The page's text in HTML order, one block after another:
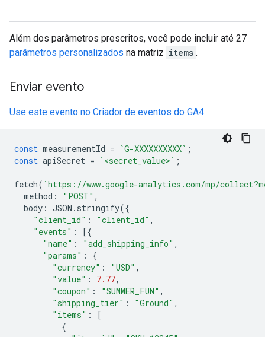
Além dos parâmetros prescritos, você pode incluir até 27
parâmetros personalizados na matriz items .
Enviar evento
Use este evento no Criador de eventos do GA4
const measurementId = `G-XXXXXXXXXX` ;
const apiSecret = `<secret_value>` ;
fetch( `https://www.google-analytics.com/mp/
method : "POST" ,
body : JSON . stringify({
"client_id" : "client_id" ,
"events" :
[{
"name" : "add_shipping_info" ,
"params" :
{
"currency" : "USD" ,
"value" : 7.77,
"coupon" : "SUMMER_FUN" ,
"shipping_tier" : "Ground" ,
"items" :
[
{